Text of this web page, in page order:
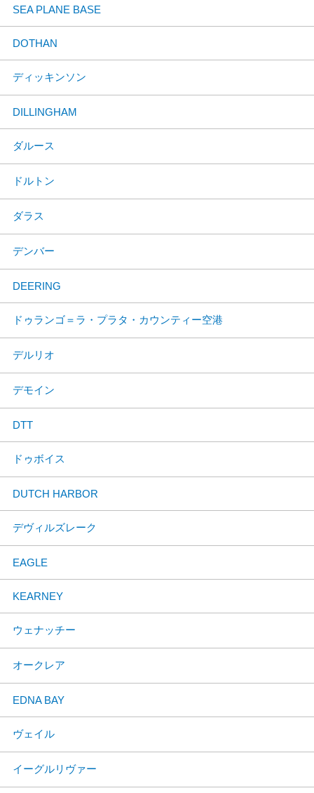
SEA PLANE BASE
DOTHAN
ディッキンソン
DILLINGHAM
ダルース
ドルトン
ダラス
デンバー
DEERING
ドゥランゴ＝ラ・プラタ・カウンティー空港
デルリオ
デモイン
DTT
ドゥボイス
DUTCH HARBOR
デヴィルズレーク
EAGLE
KEARNEY
ウェナッチー
オークレア
EDNA BAY
ヴェイル
イーグルリヴァー